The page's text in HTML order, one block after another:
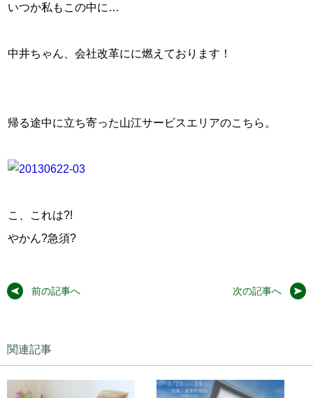
いつか私もこの中に…
中井ちゃん、会社改革にに燃えております！
帰る途中に立ち寄った山江サービスエリアのこちら。
こ、これは?!
やかん?急須?
前の記事へ 次の記事へ
関連記事